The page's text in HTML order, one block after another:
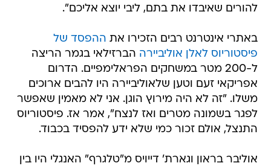
להורים שאיבדו את בתם, ליבי יוצא אליכם".
באתרי אינטרנט רבים הזכירו את ההפסד של
פיסטוריוס לאלן אוליביירה הברזילאי בגמר הריצה
ל-200 מטר במשחקים הפראלימפיים. הדרום
אפריקאי זעם וטען שלאוליביירה היו להבים ארוכים
משלו. "זה לא היה מירוץ הוגן. אני לא מאמין שאפשר
לפגר בשמונה מטרים ואז לנצח", אמר אז. פיסטוריוס
התנצל, אולם זכור כמי שלא ידע להפסיד בכבוד.
אוליבר בראון וגארת' דייויס מ"טלגרף" האנגלי היו בין